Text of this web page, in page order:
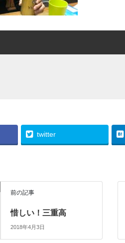
twitter
前の記事
惜しい！三重高
2018年4月3日